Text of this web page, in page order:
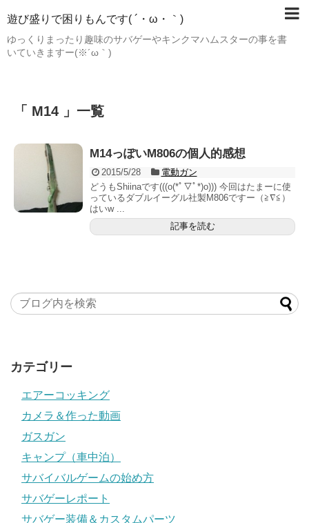
遊び盛りで困りもんです( ´・ω・｀)
ゆっくりまったり趣味のサバゲーやキンクマハムスターの事を書
いていきますー(※´ω｀)
「 M14 」一覧
M14っぽいM806の個人的感想
2015/5/28
電動ガン
どうもShiinaです(((o(*ﾟ▽ﾟ*)o))) 今回はたまーに使
っているダブルイーグル社製M806ですー（≧∇≦）
はいw ...
記事を読む
カテゴリー
エアーコッキング
カメラ＆作った動画
ガスガン
キャンプ（車中泊）
サバイバルゲームの始め方
サバゲーレポート
サバゲー装備＆カスタムパーツ